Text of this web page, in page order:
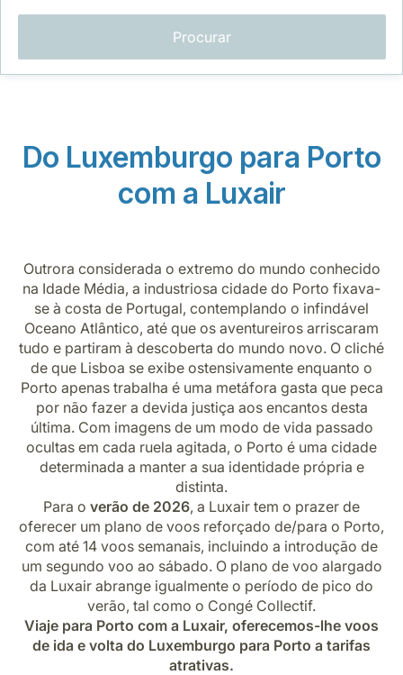
LuxairGroup
Carreiras na Luxair
Procurar
Do Luxemburgo para Porto
com a Luxair
Outrora considerada o extremo do mundo conhecido
na Idade Média, a industriosa cidade do Porto fixava-
se à costa de Portugal, contemplando o infindável
Oceano Atlântico, até que os aventureiros arriscaram
tudo e partiram à descoberta do mundo novo. O cliché
de que Lisboa se exibe ostensivamente enquanto o
Porto apenas trabalha é uma metáfora gasta que peca
por não fazer a devida justiça aos encantos desta
última. Com imagens de um modo de vida passado
ocultas em cada ruela agitada, o Porto é uma cidade
determinada a manter a sua identidade própria e
distinta.
Para o verão de 2026, a Luxair tem o prazer de
oferecer um plano de voos reforçado de/para o Porto,
com até 14 voos semanais, incluindo a introdução de
um segundo voo ao sábado. O plano de voo alargado
da Luxair abrange igualmente o período de pico do
verão, tal como o Congé Collectif.
Viaje para Porto com a Luxair, oferecemos-lhe voos
de ida e volta do Luxemburgo para Porto a tarifas
atrativas.